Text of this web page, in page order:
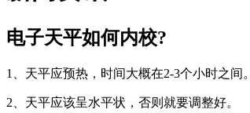
电子天平如何内校?
1、天平应预热，时间大概在2-3个小时之间。
2、天平应该呈水平状，否则就要调整好。